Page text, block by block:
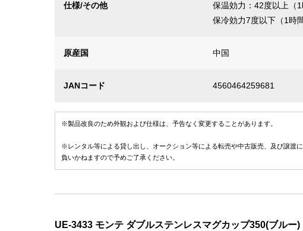
仕様/その他
保温効力：42度以上（1
保冷効力7度以下（1時間
原産国 中国
JANコード 4560464259681
※製品改良のため外観および仕様は、予告なく変更することがあります。
※レンタル等による貸し出し、オークション等による転売や中古販売、及び譲渡
負いかねますので予めご了承ください。
UE-3433 モンテ ダブルステンレスマグカップ350(ブルー)